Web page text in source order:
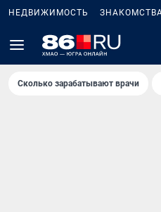
НЕДВИЖИМОСТЬ
Сколько зарабатывают врачи